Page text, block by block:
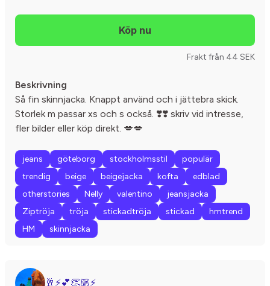
Frakt från 44 SEK
Beskrivning
Så fin skinnjacka. Knappt använd och i jättebra skick.
Storlek m passar xs och s också. ❣️❣️ skriv vid intresse,
fler bilder eller köp direkt. 💋💋
jeans göteborg stockholmsstil
populär
trendig
beige beigejacka kofta
edblad
otherstories
Nelly valentino
jeansjacka
Ziptröja
tröja stickadtröja stickad
hmtrend
HM
skinnjacka
🥂⚡️💕👏🏼⚡️